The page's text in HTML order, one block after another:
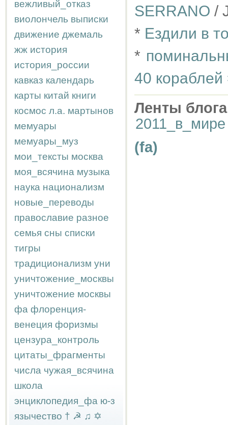
вежливый_отказ
виолончель выписки
движение джемаль
жж история
история_россии
кавказ календарь
карты китай книги
космос л.а. мартынов
мемуары
мемуары_муз
мои_тексты москва
моя_всячина музыка
наука национализм
новые_переводы
православие разное
семья сны списки
тигры
традиционализм уни
уничтожение_москвы
уничтожение москвы
фа флоренция-
венеция форизмы
цензура_контроль
цитаты_фрагменты
числа чужая_всячина
школа
энциклопедия_фа ю-з
язычество † ☭ ♫ ✡
SERRANO /
* Ездили в
*
40
Ленты
2011_в_мире
(fa)